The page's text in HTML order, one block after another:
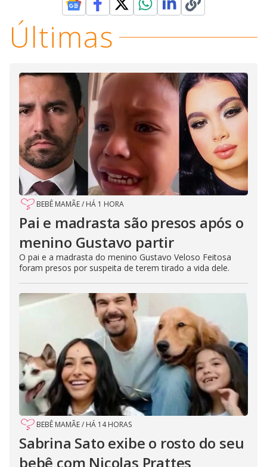
Últimas
BEBÊ MAMÃE/ HÁ 1 HORA
Pai e madrasta são presos após o
menino Gustavo partir
O pai e a madrasta do menino Gustavo Veloso Feitosa
foram presos por suspeita de terem tirado a vida dele.
BEBÊ MAMÃE/ HÁ 14 HORAS
Sabrina Sato exibe o rosto do seu
bebê com Nicolas Prattes